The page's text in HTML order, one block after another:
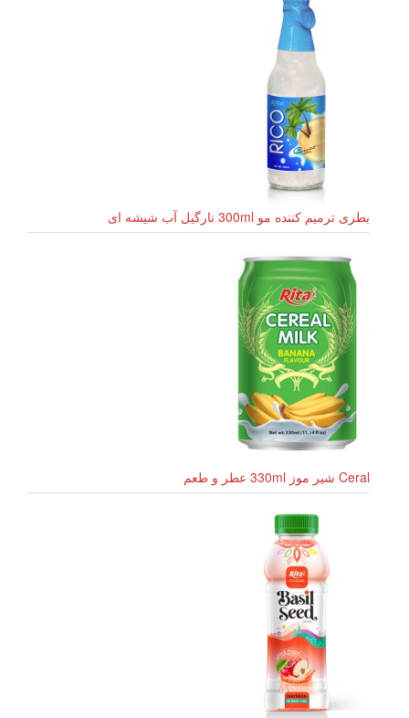
بطری ترمیم کننده مو 300ml نارگیل آب شیشه ای
Ceral شیر موز 330ml عطر و طعم